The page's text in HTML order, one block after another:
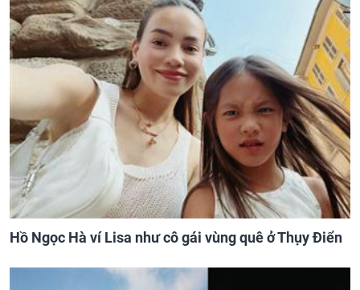
Hồ Ngọc Hà ví Lisa như cô gái vùng quê ở Thụy Điển